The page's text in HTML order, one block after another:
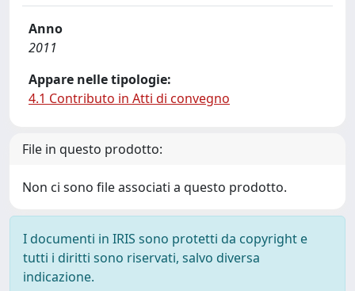
Anno
2011
Appare nelle tipologie:
4.1 Contributo in Atti di convegno
File in questo prodotto:
Non ci sono file associati a questo prodotto.
I documenti in IRIS sono protetti da copyright e
tutti i diritti sono riservati, salvo diversa
indicazione.